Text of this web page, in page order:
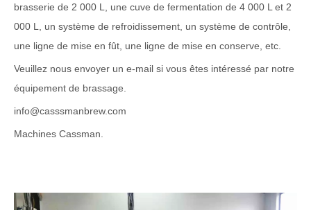
brasserie de 2 000 L, une cuve de fermentation de 4 000 L et 2
000 L, un système de refroidissement, un système de contrôle,
une ligne de mise en fût, une ligne de mise en conserve, etc.
Veuillez nous envoyer un e-mail si vous êtes intéressé par notre
équipement de brassage.
info@casssmanbrew.com
Machines Cassman.